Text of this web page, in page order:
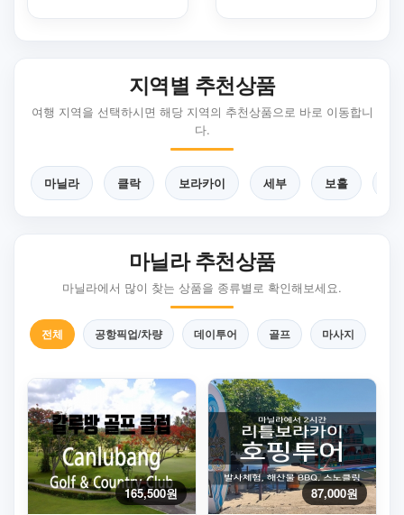
지역별 추천상품
여행 지역을 선택하시면 해당 지역의 추천상품으로 바로 이동합니
다.
마닐라 클락 보라카이 세부 보홀
마닐라 추천상품
마닐라에서 많이 찾는 상품을 종류별로 확인해보세요.
전체 공항픽업/차량 데이투어 골프 마사지
165,500원 87,000원